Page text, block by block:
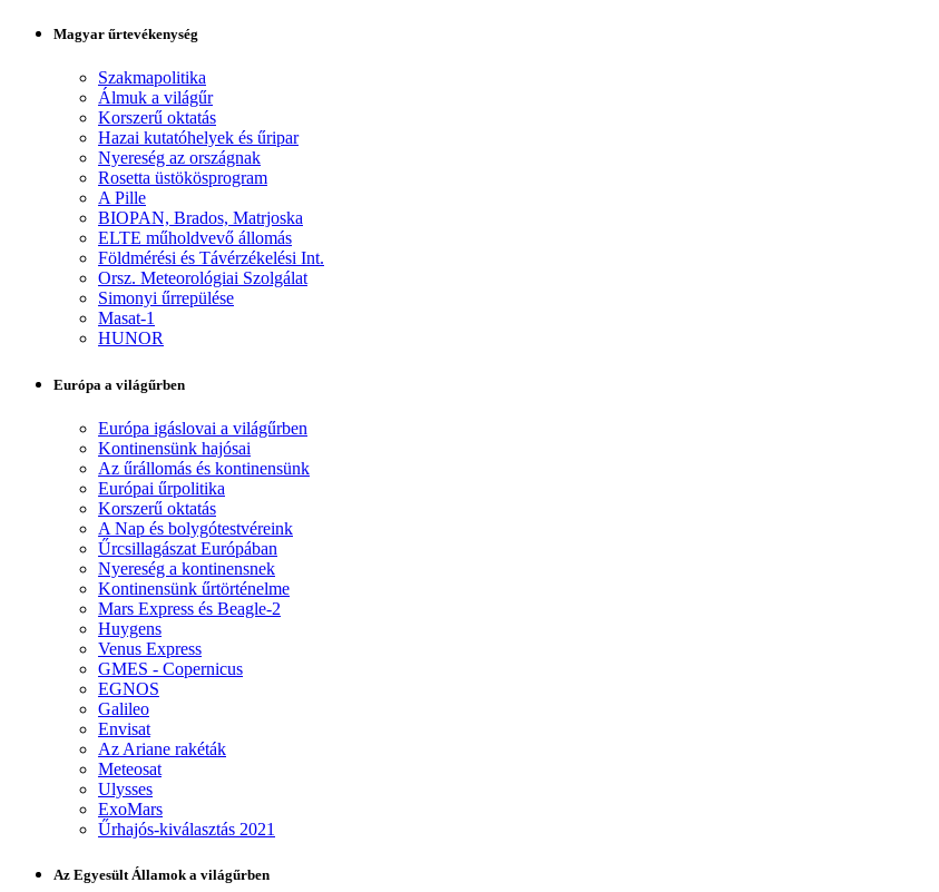
Magyar űrtevékenység
Szakmapolitika
Álmuk a világűr
Korszerű oktatás
Hazai kutatóhelyek és űripar
Nyereség az országnak
Rosetta üstökösprogram
A Pille
BIOPAN, Brados, Matrjoska
ELTE műholdvevő állomás
Földmérési és Távérzékelési Int.
Orsz. Meteorológiai Szolgálat
Simonyi űrrepülése
Masat-1
HUNOR
Európa a világűrben
Európa igáslovai a világűrben
Kontinensünk hajósai
Az űrállomás és kontinensünk
Európai űrpolitika
Korszerű oktatás
A Nap és bolygótestvéreink
Űrcsillagászat Európában
Nyereség a kontinensnek
Kontinensünk űrtörténelme
Mars Express és Beagle-2
Huygens
Venus Express
GMES - Copernicus
EGNOS
Galileo
Envisat
Az Ariane rakéták
Meteosat
Ulysses
ExoMars
Űrhajós-kiválasztás 2021
Az Egyesült Államok a világűrben